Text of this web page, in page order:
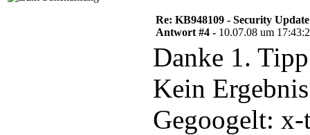
Re: KB948109 - Security
Antwort #4 - 10.07.08 um
Danke 1.
Kein Ergebnis
Gegoogelt: